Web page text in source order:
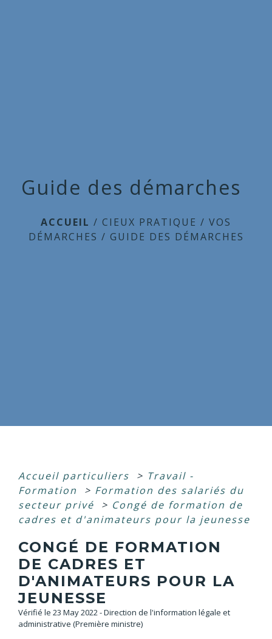
Guide des démarches
ACCUEIL / CIEUX PRATIQUE / VOS
DÉMARCHES / GUIDE DES DÉMARCHES
Accueil particuliers > Travail -
Formation
> Formation des salariés du
secteur privé
> Congé de formation de
cadres et d'animateurs pour la jeunesse
CONGÉ DE FORMATION
DE CADRES ET
D'ANIMATEURS POUR LA
JEUNESSE
Vérifié le 23 May 2022 - Direction de l'information légale et
administrative (Première ministre)